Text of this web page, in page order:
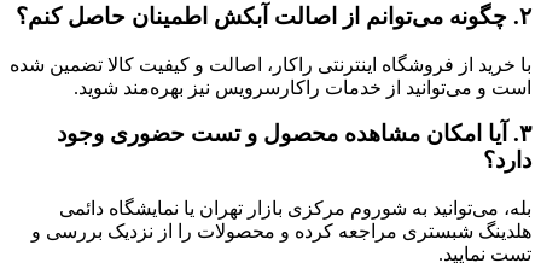
۲. چگونه می‌توانم از اصالت آبکش اطمینان حاصل کنم؟
با خرید از فروشگاه اینترنتی راکار، اصالت و کیفیت کالا تضمین شده
است و می‌توانید از خدمات راکارسرویس نیز بهره‌مند شوید.
۳.
آیا امکان مشاهده محصول و تست حضوری وجود
دارد؟
بله، می‌توانید به شوروم مرکزی بازار تهران یا نمایشگاه دائمی
هلدینگ شبستری مراجعه کرده و محصولات را از نزدیک بررسی و
تست نمایید.